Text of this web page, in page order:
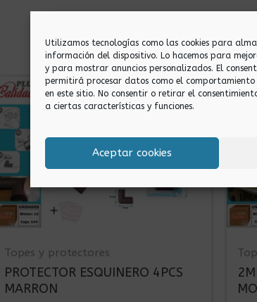
Utilizamos tecnologías como las cookies para
información del dispositivo. Lo hacemos para
y para mostrar anuncios personalizados. El
permitirá procesar datos como el comportamiento
en este sitio. No consentir o retirar el
a ciertas características y funciones.
Aceptar cookies
Topes y protectores
PROTECTOR ESQUINERO 4PCS
MARRON